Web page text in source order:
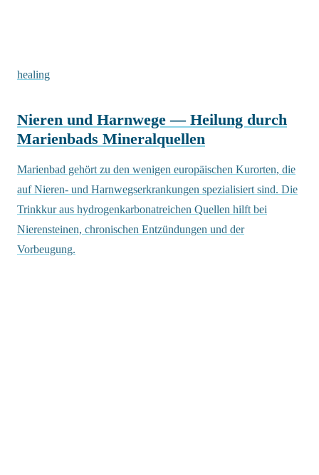
healing
Nieren und Harnwege — Heilung durch
Marienbads Mineralquellen
Marienbad gehört zu den wenigen europäischen Kurorten, die
auf Nieren- und Harnwegserkrankungen spezialisiert sind. Die
Trinkkur aus hydrogenkarbonatreichen Quellen hilft bei
Nierensteinen, chronischen Entzündungen und der
Vorbeugung.